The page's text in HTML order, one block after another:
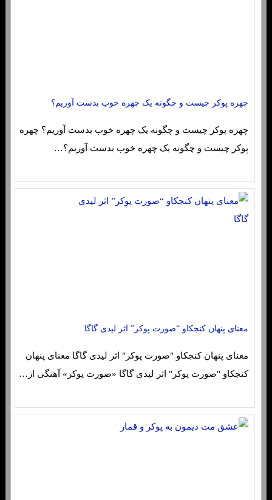
چهره پوکر چیست و چگونه یک چهره خوب بدست آوریم؟
چهره پوکر چیست و چگونه یک چهره خوب بدست آوریم؟ چهره
پوکر چیست و چگونه یک چهره خوب بدست آوریم؟…
معنای پنهان کنجکاو “صورت پوکر” اثر لیدی گاگا
معنای پنهان کنجکاو "صورت پوکر" اثر لیدی گاگا معنای پنهان
کنجکاو "صورت پوکر" اثر لیدی گاگا «صورت پوکر» آهنگی از…